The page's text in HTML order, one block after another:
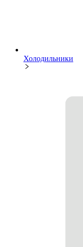
Холодильники